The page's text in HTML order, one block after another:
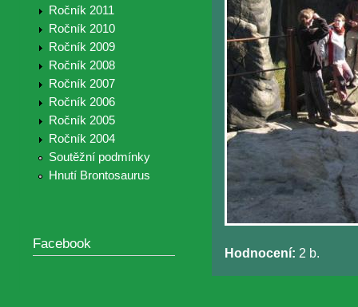
Ročník 2011
Ročník 2010
Ročník 2009
Ročník 2008
Ročník 2007
Ročník 2006
Ročník 2005
Ročník 2004
Soutěžní podmínky
Hnutí Brontosaurus
Facebook
Hodnocení: 2 b.